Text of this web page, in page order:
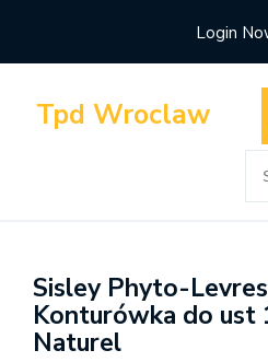
content
Login
Tpd Wroclaw
for:
Sisley Phyto-
Konturówka do ust
Naturel